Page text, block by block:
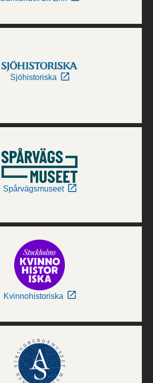
Sjöhistoriska
Spårvägsmuseet
Kvinnohistoriska